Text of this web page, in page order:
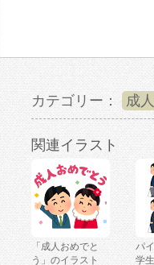
カテゴリー： 成
関連イラスト
「成人おめでと
う」のイラスト
パ
学